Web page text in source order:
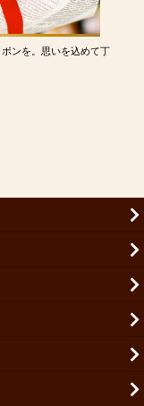
ンを。思いを込めて丁